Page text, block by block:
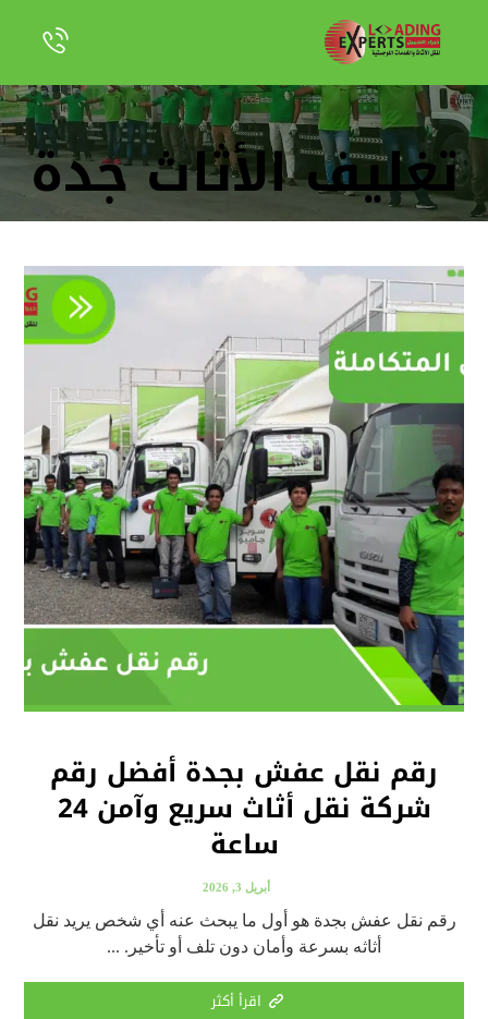
تغليف الأثاث جدة
رقم نقل عفش بجدة أفضل رقم
شركة نقل أثاث سريع وآمن 24
ساعة
أبريل 3, 2026
رقم نقل عفش بجدة هو أول ما يبحث عنه أي شخص يريد نقل
أثاثه بسرعة وأمان دون تلف أو تأخير. ...
اقرأ أكثر